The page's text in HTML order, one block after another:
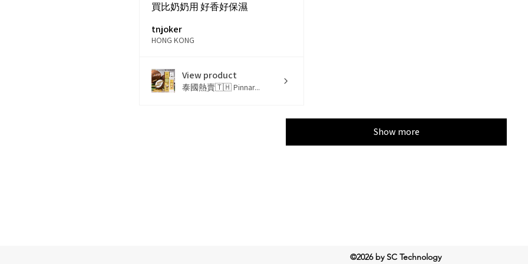
買比奶奶用 好香好保濕
tnjoker
HONG KONG
View product
泰國熱賣🇹🇭 Pinnar...
Show more
©2026 by SC Technology